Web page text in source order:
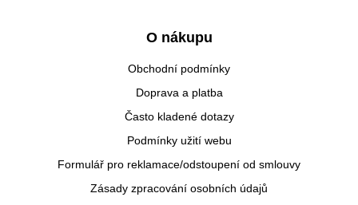
O nákupu
Obchodní podmínky
Doprava a platba
Často kladené dotazy
Podmínky užití webu
Formulář pro reklamace/odstoupení od smlouvy
Zásady zpracování osobních údajů